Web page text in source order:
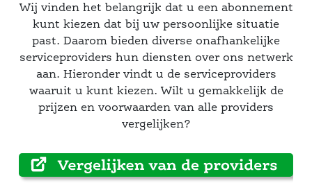
Wij vinden het belangrijk dat u een abonnement
kunt kiezen dat bij uw persoonlijke situatie
past. Daarom bieden diverse onafhankelijke
erviceproviders hun diensten over ons netwerk
aan. Hieronder vindt u de serviceproviders
waaruit u kunt kiezen. Wilt u gemakkelijk de
prijzen en voorwaarden van alle providers
vergelijken?